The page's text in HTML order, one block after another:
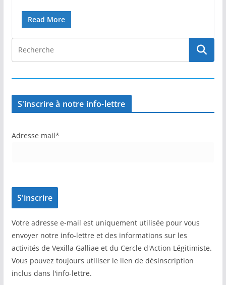
Read More
S'inscrire à notre info-lettre
Adresse mail*
Votre adresse e-mail est uniquement utilisée pour vous
envoyer notre info-lettre et des informations sur les
activités de Vexilla Galliae et du Cercle d'Action Légitimiste.
Vous pouvez toujours utiliser le lien de désinscription
inclus dans l'info-lettre.